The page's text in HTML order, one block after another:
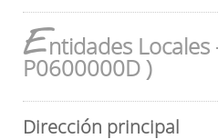
Entidades Locales
P0600000D )
Dirección principal